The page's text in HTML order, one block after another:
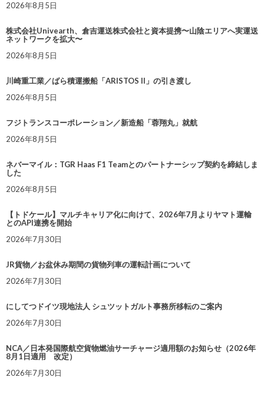
2026年8月5日
株式会社Univearth、倉吉運送株式会社と資本提携〜山陰エリアへ実運送
ネットワークを拡大〜
2026年8月5日
川崎重工業／ばら積運搬船「ARISTOS II」の引き渡し
2026年8月5日
フジトランスコーポレーション／新造船「蓉翔丸」就航
2026年8月5日
ネバーマイル：TGR Haas F1 Teamとのパートナーシップ契約を締結しま
した
2026年8月5日
【トドケール】マルチキャリア化に向けて、2026年7月よりヤマト運輸
とのAPI連携を開始
2026年7月30日
JR貨物／お盆休み期間の貨物列車の運転計画について
2026年7月30日
にしてつドイツ現地法人 シュツットガルト事務所移転のご案内
2026年7月30日
NCA／日本発国際航空貨物燃油サーチャージ適用額のお知らせ（2026年
8月1日適用 改定）
2026年7月30日